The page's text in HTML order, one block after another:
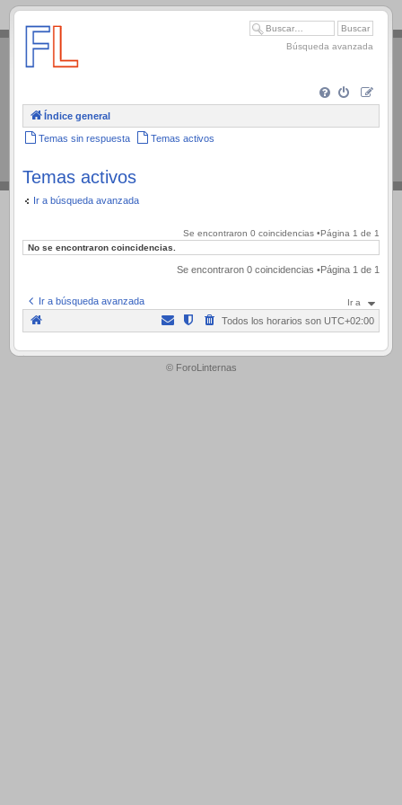
.
Búsqueda avanzada
Índice general
Temas sin respuesta Temas activos
Temas activos
Ir a búsqueda avanzada
Se encontraron 0 coincidencias •Página 1 de 1
No se encontraron coincidencias.
Se encontraron 0 coincidencias •Página 1 de 1
Ir a búsqueda avanzada Ir a
Todos los horarios son UTC+02:00
.
© ForoLinternas